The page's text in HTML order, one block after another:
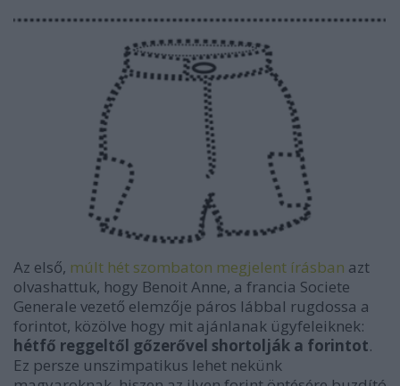
Az első, múlt hét szombaton megjelent írásban azt
olvashattuk, hogy Benoit Anne, a francia Societe
Generale vezető elemzője páros lábbal rugdossa a
forintot, közölve hogy mit ajánlanak ügyfeleiknek:
hétfő reggeltől gőzerővel shortolják a forintot.
Ez persze unszimpatikus lehet nekünk